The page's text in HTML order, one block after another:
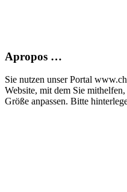
Apropos …
Sie nutzen unser Portal
Website, mit dem Sie
Größe anpassen. Bitte